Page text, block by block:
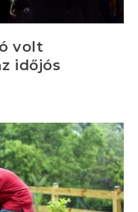
volt
időjós